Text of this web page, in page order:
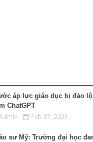
áp lực giáo dục bị đảo
ChatGPT
Feb 07, 2023
sư Mỹ: Trường đại học